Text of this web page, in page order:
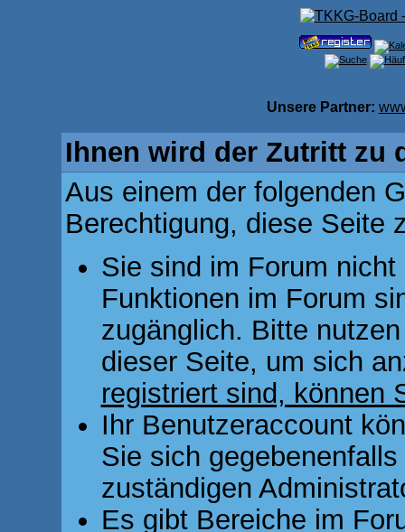
Unsere Partner:
Ihnen wird der Zutritt zu
Aus einem der folgenden
Berechtigung, diese Seite
Sie sind im Forum
Funktionen im Forum
zugänglich. Bitte
dieser Seite, um sich
registriert sind, können
Ihr Benutzeraccount
Sie sich
zuständigen
Es gibt Bereiche im